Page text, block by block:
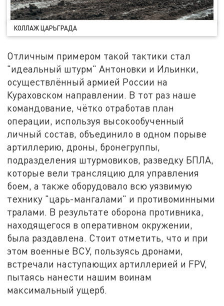
КОЛЛАЖ ЦАРЬГРАДА
Отличным примером такой тактики стал
"идеальный штурм" Антоновки и Ильинки,
осуществлённый армией России на
Кураховском направлении. В тот раз наше
командование, чётко отработав план
операции, используя высокообученный
личный состав, объединило в одном порыве
артиллерию, дроны, бронегруппы,
подразделения штурмовиков, разведку БПЛА,
которые вели трансляцию для управления
боем, а также оборудовало всю уязвимую
технику "царь-мангалами" и противоминными
тралами. В результате оборона противника,
находящегося в оперативном окружении,
была раздавлена. Стоит отметить, что и при
этом военные ВСУ, пользуясь дронами,
встречали наступающих артиллерией и FPV,
пытаясь нанести нашим воинам
максимальный ущерб.